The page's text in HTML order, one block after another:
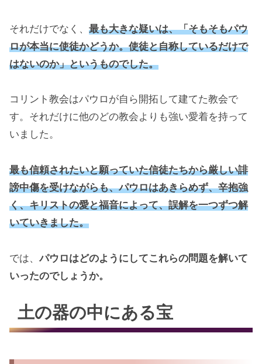
それだけでなく、 最も大きな疑いは、「そもそもパウ
ロが本当に使徒かどうか。使徒と自称しているだけで
はないのか」というものでした。
コリント教会はパウロが自ら開拓して建てた教会で
す。それだけに他のどの教会よりも強い愛着を持って
いました。
最も信頼されたいと願っていた信徒たちから厳しい誹
謗中傷を受けながらも、パウロはあきらめず、辛抱強
く、キリストの愛と福音によって、誤解を一つずつ解
いていきました。
では、パウロはどのようにしてこれらの問題を解いて
いったのでしょうか。
土の器の中にある宝